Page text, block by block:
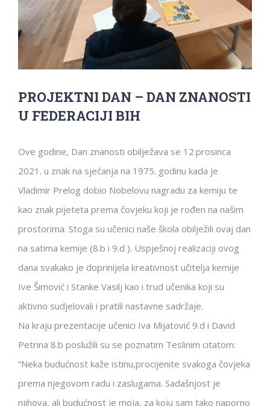
PROJEKTNI DAN – DAN ZNANOSTI
U FEDERACIJI BIH
Ove godine, Dan znanosti obilježava se 12.prosinca
2021. u znak na sjećanja na 1975. godinu kada je
Vladimir Prelog dobio Nobelovu nagradu za kemiju te
kao znak pijeteta prema čovjeku koji je rođen na našim
prostorima. Stoga su učenici naše škola obilježili ovaj dan
na satima kemije (8.b i 9.d ). Uspješnoj realizaciji ovog
dana svakako je doprinijela kreativnost učitelja kemije
Ive Šimović i Stanke Vasilj kao i trud učenika koji su
aktivno sudjelovali i pratili nastavne sadržaje.
Na kraju prezentacije učenici Iva Mijatović 9.d i David
Petrina 8.b poslužili su se poznatim Teslinim citatom:
“Neka budućnost kaže istinu,procijenite svakoga čovjeka
prema njegovom radu i zaslugama. Sadašnjost je
njihova, ali budućnost je moja, za koju sam tako naporno